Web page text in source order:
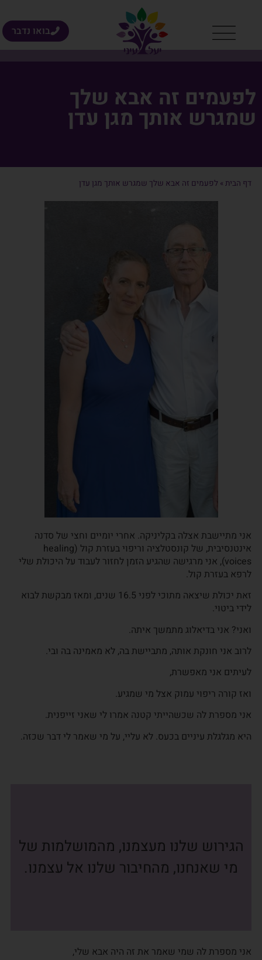
בואו נדבר
לפעמים זה אבא שלך
שמגרש אותך מגן עדן
דף הבית» לפעמים זה אבא שלך שמגרש אותך מגן עדן
אני מתיישבת אצלה בקליניקה. אחרי יומיים וחצי של סדנה
אינטנסיבית, של קונסטלציה וריפוי בעזרת קול (healing
voices), אני מרגישה שהגיע הזמן לחזור לעבוד על היכולת שלי
לרפא בעזרת קול.
זאת יכולת שיצאה מתוכי לפני 16.5 שנים, ומאז מבקשת לבוא
לידי ביטוי.
ואני? אני בדיאלוג מתמשך איתה.
לרוב אני חונקת אותה, מתביישת בה, לא מאמינה בה ובי.
לעיתים אני מאפשרת,
ואז קורה ריפוי עמוק אצל מי שמגיע.
אני מספרת לה שכשהייתי קטנה אמרו לי שאני זייפנית.
היא מגלגלת עיניים בכעס. לא עליי, על מי שאמר לי דבר שכזה.
הגירוש שלנו מעצמנו, מהמושלמות של
מי שאנחנו, מהחיבור שלנו אל עצמנו.
אני מספרת לה שמי שאמר את זה היה אבא שלי,